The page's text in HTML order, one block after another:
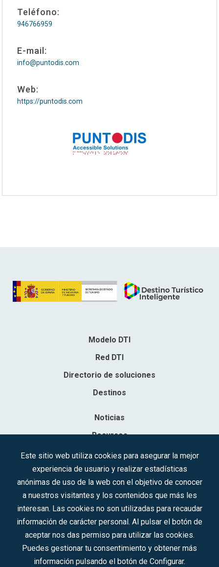
Teléfono:
946766959
E-mail:
info@puntodis.com
Web:
https://puntodis.com
Modelo DTI
Red DTI
Directorio de soluciones
Destinos
Noticias
Recursos
Contacto
Sociedad Mercantil Estatal para la Gestión de la Innovación y las
C.I.F.: A-81/874.984
Síguenos en redes sociales:
Este sitio web utiliza cookies para asegurar la mejor
experiencia de usuario y realizar estadísticas
anónimas de uso de la web con el objetivo de conocer
a nuestros visitantes y los contenidos que más les
interesan. Las cookies no son utilizadas para recaudar
información de carácter personal. Al pulsar el botón de
aceptar nos das permiso para utilizar las cookies.
Puedes gestionar tu consentimiento y obtener más
información pulsando el botón de Configurar.